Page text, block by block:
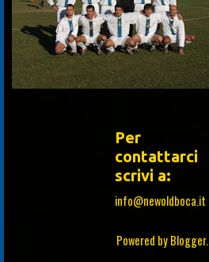
Per
contattarci
scrivi a:
info@newoldboca.it
Powered byBlogger.